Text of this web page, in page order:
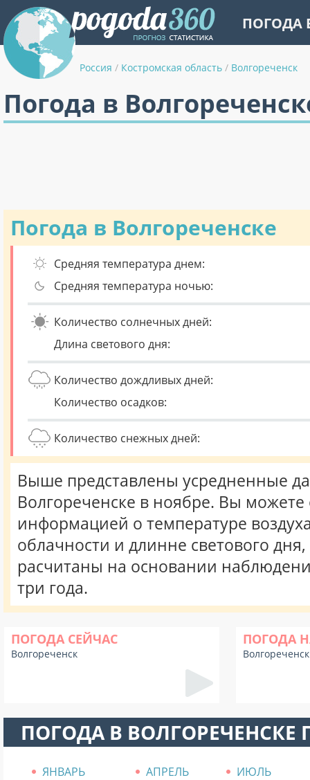
ПОГОДА
Россия / Костромская область / Волгореченск
Погода в
Погода в Волгореченске
Средняя температура днем:
Средняя температура ночью:
Количество солнечных дней:
Длина светового дня:
Количество дождливых дней:
Количество осадков:
Количество снежных дней:
Выше представлены усредненные
Волгореченске в ноябре. Вы можете
информацией о температуре
облачности и длинне светового
расчитаны на основании
три года.
ПОГОДА СЕЙЧАС
Волгореченск
ПОГОДА
Волгореченск
ПОГОДА В
ЯНВАРЬ АПРЕЛЬ
ИЮЛЬ